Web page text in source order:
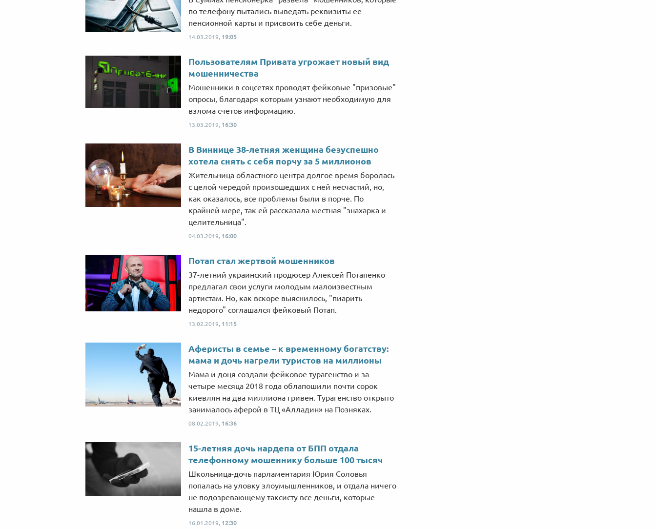
по телефону пытались выведать реквизиты ее
пенсионной карты и присвоить себе деньги.
14.03.2019, 19:05
Пользователям Привата угрожает новый вид
мошенничества
Мошенники в соцсетях проводят фейковые "призовые"
опросы, благодаря которым узнают необходимую для
взлома счетов информацию.
13.03.2019, 16:30
В Виннице 38-летняя женщина безуспешно
хотела снять с себя порчу за 5 миллионов
Жительница областного центра долгое время боролась
с целой чередой произошедших с ней несчастий, но,
как оказалось, все проблемы были в порче. По
крайней мере, так ей рассказала местная "знахарка и
целительница".
04.03.2019, 16:00
Потап стал жертвой мошенников
37-летний украинский продюсер Алексей Потапенко
предлагал свои услуги молодым малоизвестным
артистам. Но, как вскоре выяснилось, "пиарить
недорого" соглашался фейковый Потап.
13.02.2019, 11:15
Аферисты в семье – к временному богатству:
мама и дочь нагрели туристов на миллионы
Мама и доця создали фейковое турагенство и за
четыре месяца 2018 года облапошили почти сорок
киевлян на два миллиона гривен. Турагенство открыто
занималось аферой в ТЦ «Алладин» на Позняках.
08.02.2019, 16:36
15-летняя дочь нардепа от БПП отдала
телефонному мошеннику больше 100 тысяч
Школьница-дочь парламентария Юрия Соловья
попалась на уловку злоумышленников, и отдала ничего
не подозревающему таксисту все деньги, которые
нашла в доме.
16.01.2019, 12:30